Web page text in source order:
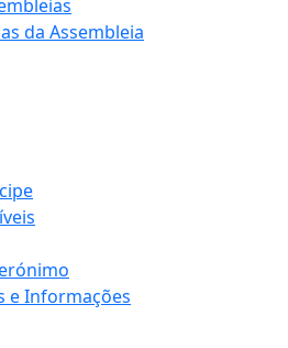
da Assembleia
e Informações